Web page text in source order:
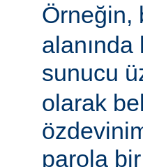
Örneğin,
alanında
sunucu
olarak
parola